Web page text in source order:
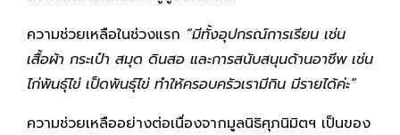
ความช่วยเหลือในช่วงแรก “มีทั้งอุปกรณ์การเรียน เช่น
เสื้อผ้า กระเป๋า สมุด ดินสอ และการสนับสนุนด้านอาชีพ เช่น
ไก่พันธุ์ไข่ เป็ดพันธุ์ไข่ ทำให้ครอบครัวเรามีกิน มีรายได้ค่ะ”
ความช่วยเหลืออย่างต่อเนื่องจากมูลนิธิศุภนิมิตฯ เป็นของ